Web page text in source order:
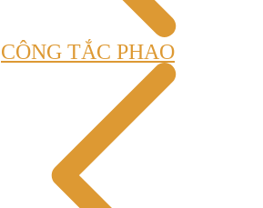
CÔNG TẮC PHAO